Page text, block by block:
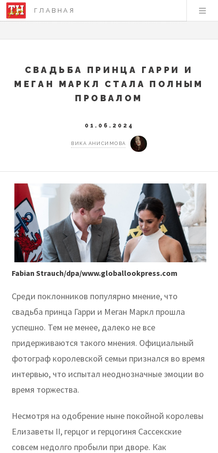
ГЛАВНАЯ
СВАДЬБА ПРИНЦА ГАРРИ И
МЕГАН МАРКЛ СТАЛА ПОЛНЫМ
ПРОВАЛОМ
01.06.2024
ВИКА АНИСИМОВА
Fabian Strauch/dpa/www.globallookpress.com
Среди поклонников популярно мнение, что
свадьба принца Гарри и Меган Маркл прошла
успешно. Тем не менее, далеко не все
придерживаются такого мнения. Официальный
фотограф королевской семьи признался во время
интервью, что испытал неоднозначные эмоции во
время торжества.
Несмотря на одобрение ныне покойной королевы
Елизаветы II, герцог и герцогиня Сассекские
совсем недолго пробыли при дворе. Как